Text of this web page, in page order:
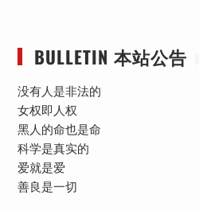
BULLETIN 本站公告
没有人是非法的
女权即人权
黑人的命也是命
科学是真实的
爱就是爱
善良是一切